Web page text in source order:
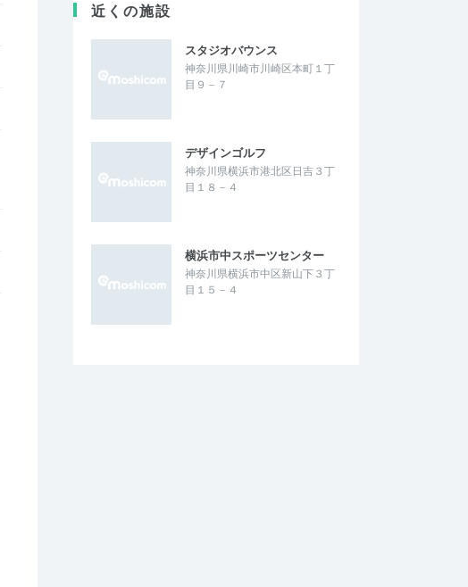
近くの施設
スタジオバウンス
神奈川県川崎市川崎区本町１丁
目９－７
デザインゴルフ
神奈川県横浜市港北区日吉３丁
目１８－４
横浜市中スポーツセンター
神奈川県横浜市中区新山下３丁
目１５－４